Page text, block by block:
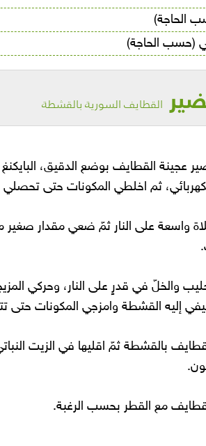
الحاجة)
(حسب الحاجة)
القطايف السورية بالقشطة
عجينة القطايف بوضع الدقيق، البايكنغ
ثم اخلطي المكونات حتى
واسعة على النار ثمّ ضعي مقدار صغير
والخلّ في قدرٍ على النار، وحركي
إليه القشطة وامزجي المكونات حتى
بالقشطة ثمّ اقليها في الزيت
مع القطر بحسب الرغبة.